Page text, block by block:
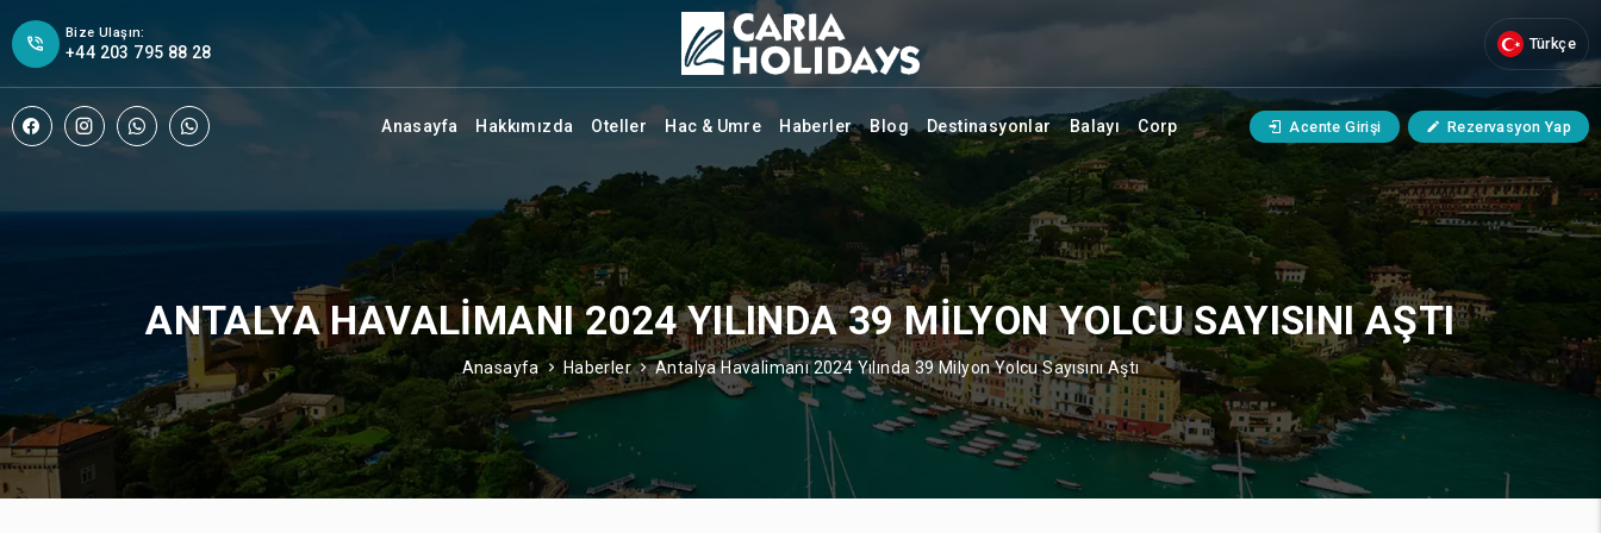
Bize Ulaşın:
+44 203 795 88 28 Türkçe
Anasayfa Hakkımızda Oteller Hac & Umre Haberler Blog Destinasyonlar Balayı Corp Acente Girişi Rezervasyon Yap
ANTALYA HAVALIMANI 2024 YILINDA 39 MILYON YOLCU SAYISINI AŞTI
Anasayfa Haberler Antalya Havalimanı 2024 Yılında 39 Milyon Yolcu Sayısını Aştı